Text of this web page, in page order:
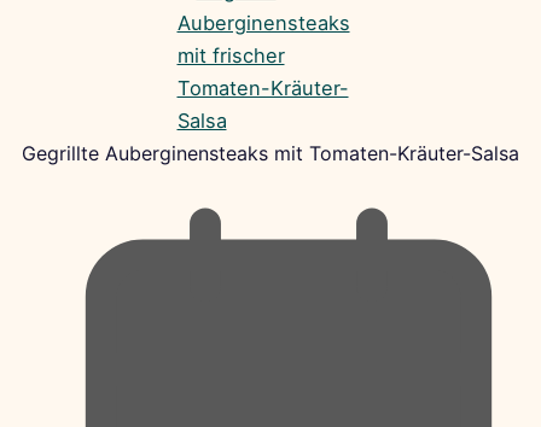
Gegrillte Auberginensteaks mit Tomaten-Kräuter-Salsa